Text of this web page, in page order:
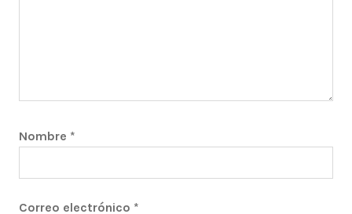
Nombre *
Correo electrónico *